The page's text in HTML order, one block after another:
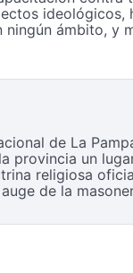
ideológicos,
ámbito, y
de La
provincia un
religiosa
de la